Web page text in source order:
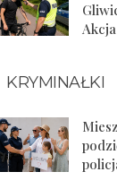
KRYMINAŁKI